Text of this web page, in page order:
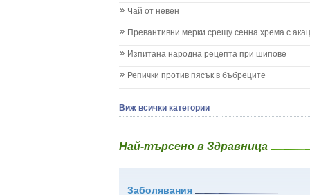
Кашлица при бебето и детето
Колики
Менингит
Млечница
Нощно напикаване - енуреза
Плач
Проблеми с очите на бебето и детето
Чай от невен
Превантивни мерки срещу сенна хрема с
Изпитана народна рецепта при шипове
Репички против пясък в бъбреците
Виж всички категории
Най-търсено в Здравница
Заболявания